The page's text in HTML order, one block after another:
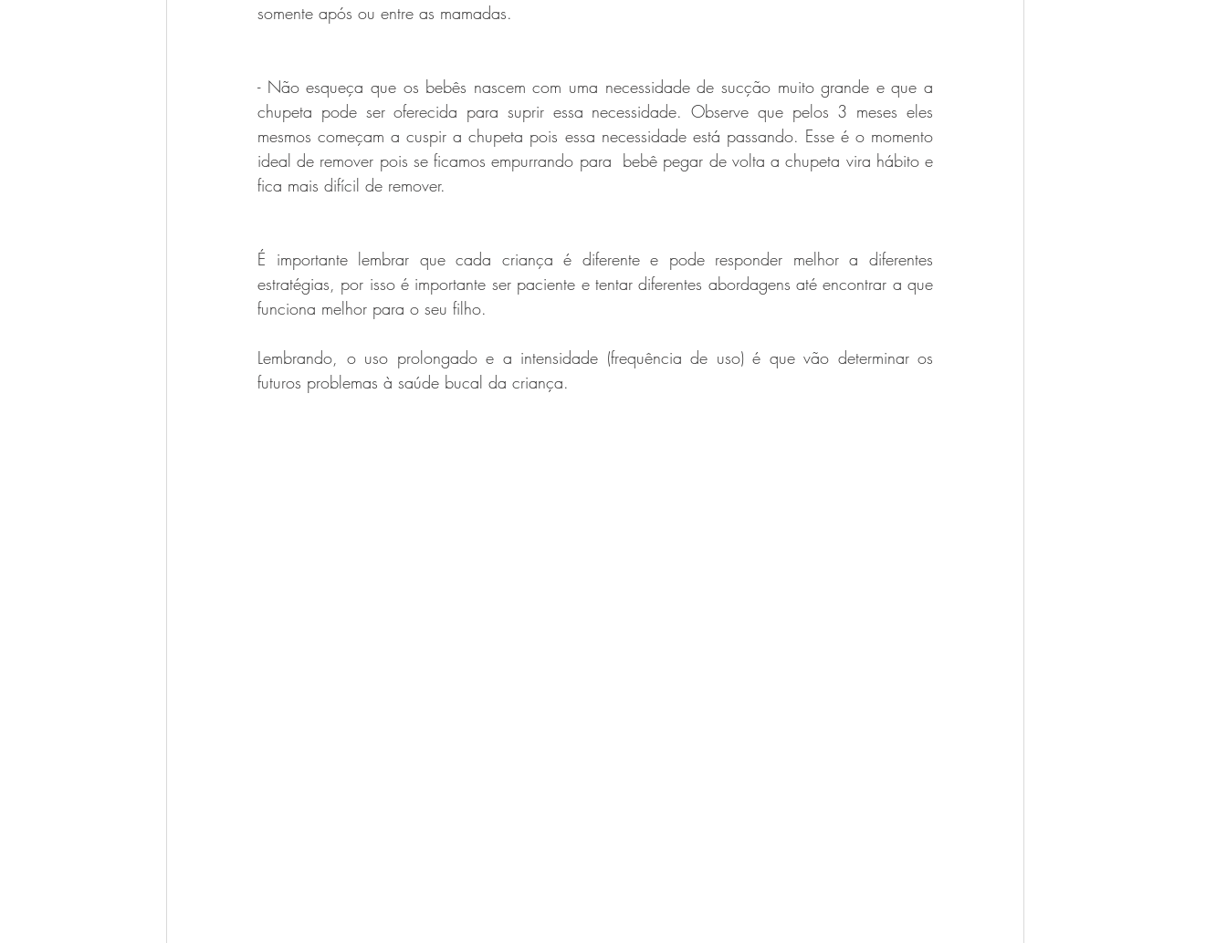
somente após ou entre as mamadas.
- Não esqueça que os bebês nascem com uma necessidade de sucção muito grande e que a
chupeta pode ser oferecida para suprir essa necessidade. Observe que pelos 3 meses eles
mesmos começam a cuspir a chupeta pois essa necessidade está passando. Esse é o momento
ideal de remover pois se ficamos empurrando para  bebê pegar de volta a chupeta vira hábito e
fica mais difícil de remover.
É importante lembrar que cada criança é diferente e pode responder melhor a diferentes
estratégias, por isso é importante ser paciente e tentar diferentes abordagens até encontrar a que
funciona melhor para o seu filho.
Lembrando, o uso prolongado e a intensidade (frequência de uso) é que vão determinar os
futuros problemas à saúde bucal da criança.